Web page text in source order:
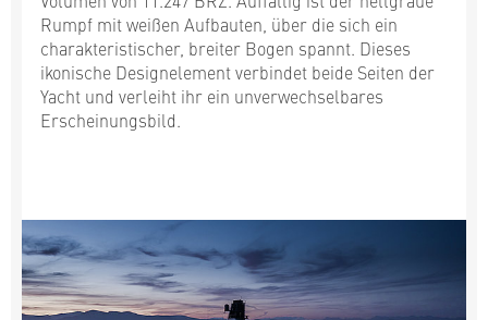
Rumpf mit weißen Aufbauten, über die sich ein
charakteristischer, breiter Bogen spannt. Dieses
ikonische Designelement verbindet beide Seiten der
Yacht und verleiht ihr ein unverwechselbares
Erscheinungsbild.